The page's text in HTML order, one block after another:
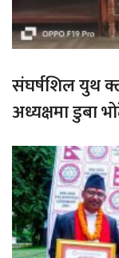
संघर्षशिल युथ
अध्यक्षमा डुबा